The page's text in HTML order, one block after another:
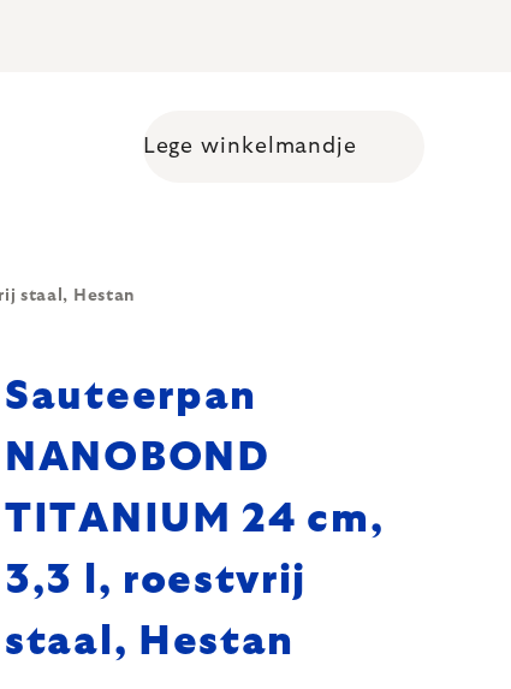
Shopping cart
Lege winkelmandje
staal, Hestan
Sauteerpan
NANOBOND
TITANIUM 24 cm,
3,3 l, roestvrij
staal, Hestan